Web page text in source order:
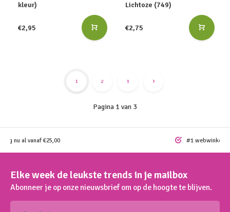
kleur)
€2,95
Lichtoze (749)
€2,75
Pagina 1 van 3
1 2 3
nu al vanaf €25,00 #1 webwinkel
Elke week de leukste trends in je mailbox
Abonneer je op onze nieuwsbrief om op de hoogte te blijven.